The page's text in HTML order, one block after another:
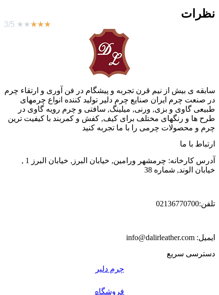
نظرات
★
★
★
★
★
3/5
سابقه ی بیش از نیم قرن تجربه و پیشگام در فن آوری و ارتقاء چرم
در صنعت چرم ایران صنایع چرم دلیر تولید کننده انواع چرمهای
طبیعی گاوی و بزی, ورنی, میلینگ, سافتی و چرم رویه گاوی در
طرح ها و رنگهای مختلف برای کیف, کفش و کمربند با کیفیت ترین
چرم و محصولات چرمی را با ما تجربه کنید
ارتباط با ما
آدرس کارخانه: چرمشهر ورامین, خیابان البرز, خیابان البرز 1 ,
خیابان الوند, شماره 38
تلفن:02136770700
ایمیل: info@dalirleather.com
دسترسی سریع
چرم دلیر
فروشگاه